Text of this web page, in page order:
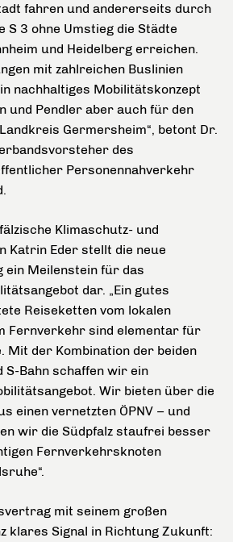
fahren und andererseits durch
S 3 ohne Umstieg die Städte
und Heidelberg erreichen.
mit zahlreichen Buslinien
nachhaltiges Mobilitätskonzept
und Pendler aber auch für den
Germersheim“, betont Dr.
des
Personennahverkehr
Klimaschutz- und
Katrin Eder stellt die neue
ein Meilenstein für das
dar. „Ein gutes
Reiseketten vom lokalen
Fernverkehr sind elementar für
Mit der Kombination der beiden
S-Bahn schaffen wir ein
Wir bieten über die
einen vernetzten ÖPNV – und
wir die Südpfalz staufrei besser
Fernverkehrsknoten
mit seinem großen
klares Signal in Richtung Zukunft: